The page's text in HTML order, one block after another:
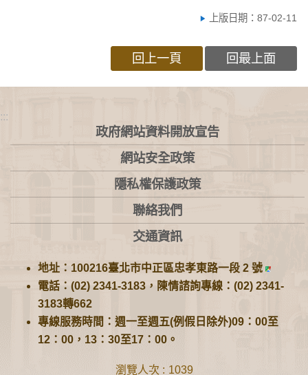
上版日期：87-02-11
回上一頁 回最上面
:::
政府網站資料開放宣告
網站安全政策
隱私權保護政策
聯絡我們
交通資訊
地址：100216臺北市中正區忠孝東路一段 2 號
電話：(02) 2341-3183，陳情諮詢專線：(02) 2341-
3183轉662
專線服務時間：週一至週五(例假日除外)09：00至
12：00，13：30至17：00。
瀏覽人次 1039